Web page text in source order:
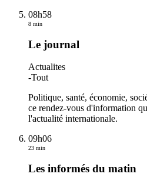
08h58
8 min
Le journal
Actualites
-Tout
Politique, santé, économie,
ce rendez-vous d'information
l'actualité internationale.
09h06
23 min
Les informés du matin